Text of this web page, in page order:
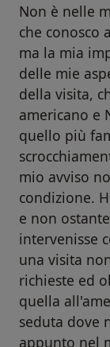
Non è nelle
che conosco
ma la mia
delle mie
della visita,
americano e
quello più
mio avviso
condizione.
e non
intervenisse
una visita
richieste ed
quella
seduta dove
appunto nel